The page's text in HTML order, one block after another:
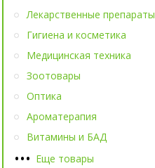
••• Еще товары
Лекарственные препараты
Гигиена и косметика
Медицинская техника
Зоотовары
Оптика
Ароматерапия
Витамины и БАД